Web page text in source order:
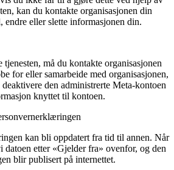
kan du kontakte organisasjonen din
eller slette informasjonen din.
må du kontakte organisasjonen
for eller samarbeide med organisasjonen,
den administrerte Meta-kontoen
knyttet til kontoen.
kan bli oppdatert fra tid til annen. Når
datoen etter «Gjelder fra» ovenfor, og den
blir publisert på internettet.